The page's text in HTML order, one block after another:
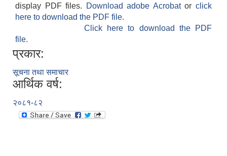
display PDF files.
Download adobe Acrobatorclick
here to download the PDF file.
Click here to download the PDF
file.
प्रकार:
सूचना तथा समाचार
आर्थिक वर्ष:
२०८१-८२